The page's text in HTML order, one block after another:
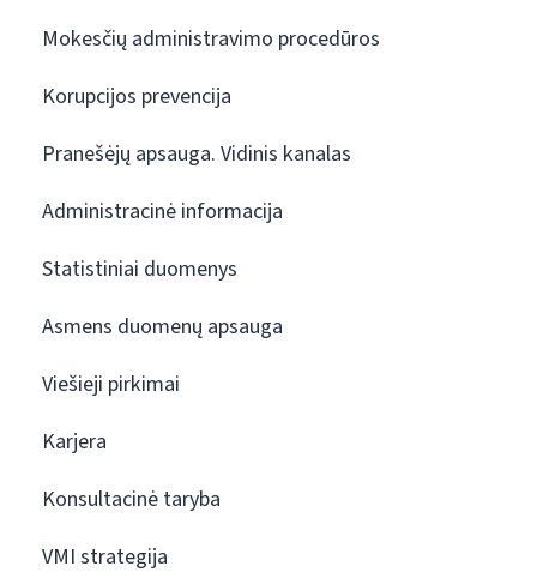
Mokesčių administravimo procedūros
Korupcijos prevencija
Pranešėjų apsauga. Vidinis kanalas
Administracinė informacija
Statistiniai duomenys
Asmens duomenų apsauga
Viešieji pirkimai
Karjera
Konsultacinė taryba
VMI strategija